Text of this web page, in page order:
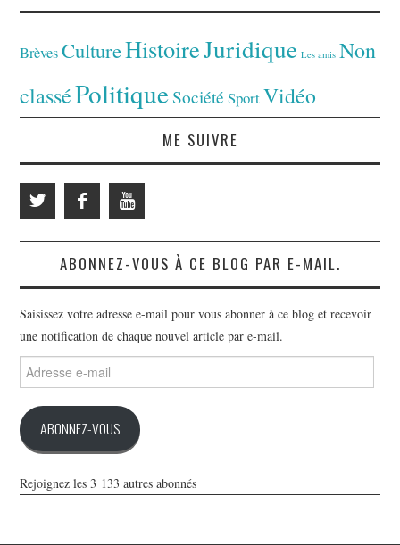
Brèves CultureHistoireJuridique Les amis Non
classéPolitiqueSociété SportVidéo
ME SUIVRE
ABONNEZ-VOUS À CE BLOG PAR E-MAIL.
Saisissez votre adresse e-mail pour vous abonner à ce blog et recevoir
une notification de chaque nouvel article par e-mail.
e-
ABONNEZ-VOUS
Rejoignez les 3 133 autres abonnés